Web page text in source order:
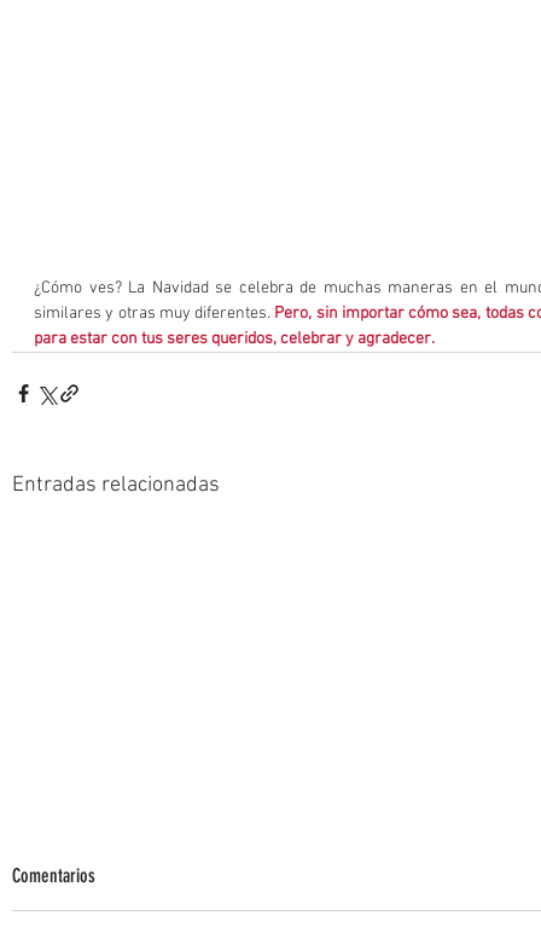
¿Cómo ves? La Navidad se celebra de muchas maneras en el
similares y otras muy diferentes. Pero, sin importar cómo sea, todas
para estar con tus seres queridos, celebrar y agradecer.
Entradas relacionadas
Comentarios